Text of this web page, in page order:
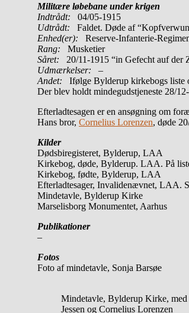
Militære løbebane under krigen
Indtrådt: 04/05-1915
Udtrådt: Faldet. Døde af
Enhed(er):
Reserve-Infanterie-
Rang:
Musketier
Såret: 20/11-1915 “in Gefecht auf der
Udmærkelser: –
Andet:
Ifølge Bylderup kirkebogs liste
Der blev holdt mindegudstjeneste 28/
Efterladtesagen er en ansøgning om
Hans bror, Cornelius Lorenzen, døde
Kilder
Dødsbiregisteret, Bylderup, LAA
Kirkebog, døde, Bylderup. LAA. På
Kirkebog, fødte, Bylderup, LAA
Efterladtesager, Invalidenævnet, LAA.
Mindetavle, Bylderup Kirke
Marselisborg Monumentet, Aarhus
Publikationer
–
Fotos
Foto af mindetavle, Sonja Barsøe
Mindetavle, Bylderup Kirke, med
Jessen og Cornelius Lorenzen